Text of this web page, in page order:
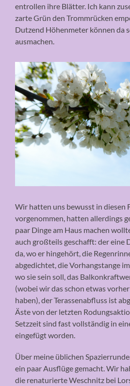
entrollen ihre Blätter. Ich kann
zarte Grün den Trommrücken
Dutzend Höhenmeter können da
ausmachen.
Wir hatten uns bewusst in diesen
vorgenommen, hatten allerdings
paar Dinge am Haus machen
auch großteils geschafft: der eine
da, wo er hingehört, die
abgedichtet, die Vorhangstange
wo sie sein soll, das
(wobei wir das schon etwas
haben), der Terassenabfluss ist
Äste von der letzten
Setzzeit sind fast vollständig in
eingefügt worden.
Über meine üblichen
ein paar Ausflüge gemacht. Wir
die renaturierte Weschnitz bei